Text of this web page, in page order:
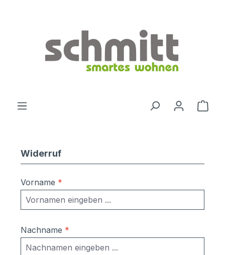
Widerruf
Vorname *
Nachname *